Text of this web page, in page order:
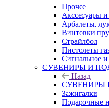
Прочее
Акссесуары
Арбалеты,
Винтовки
Страйлбол
Пистолеты
Сигнальное
СУВЕНИРЫ И
Назад
СУВЕНИРЫ
Зажигалки
Подарочные